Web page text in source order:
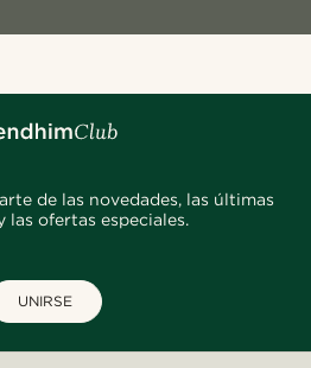
de las novedades, las últimas
las ofertas especiales.
UNIRSE